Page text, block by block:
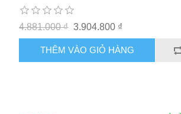
4.881.000 ₫ 3.904.800 ₫
THÊM VÀO GIỎ HÀNG